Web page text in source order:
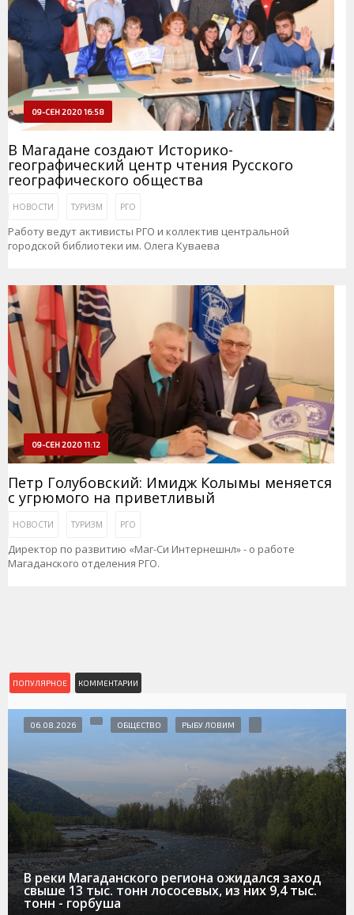
09-СЕН 2020 16:58
В Магадане создают Историко-
географический центр чтения Русского
географического общества
НОВОСТИ ТУРИЗМ РГО
Работу ведут активисты РГО и коллектив центральной
городской библиотеки им. Олега Куваева
09-СЕН 2020 11:12
Петр Голубовский: Имидж Колымы меняется
с угрюмого на приветливый
НОВОСТИ ТУРИЗМ РГО
Директор по развитию «Маг-Си Интернешнл» - о работе
Магаданского отделения РГО.
ПОПУЛЯРНОЕ КОММЕНТАРИИ
В реки Магаданского региона ожидался заход
свыше 13 тыс. тонн лососевых, из них 9,4 тыс.
тонн - горбуша
06.08.2026 ОБЩЕСТВО РЫБУ ЛОВИМ